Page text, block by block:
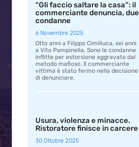
“Gli faccio saltare la casa”: il
commerciante denuncia, due
condanne
6 Novembre 2025
Otto anni a Filippo Cimilluca, sei anni
a Vito Pampinella. Sono le condanne
inflitte per estorsione aggravata dal
metodo mafioso. Il commerciante
vittima è stato fermo nella decisione
di denunciare.
Usura, violenza e minacce.
Ristoratore finisce in carcere
30 Ottobre 2025